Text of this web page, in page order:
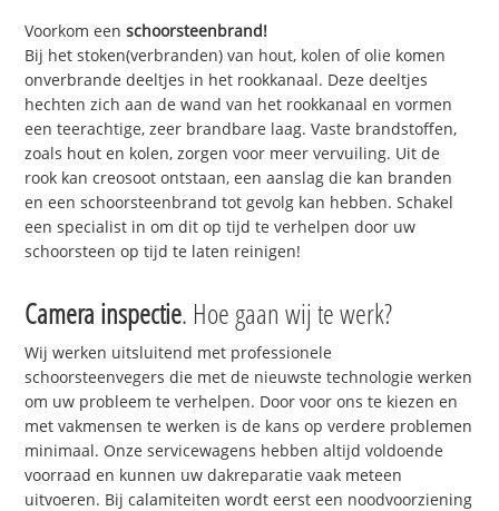
Voorkom eenschoorsteenbrand!
Bij het stoken(verbranden) van hout, kolen of olie komen
onverbrande deeltjes in het rookkanaal. Deze deeltjes
hechten zich aan de wand van het rookkanaal en vormen
een teerachtige, zeer brandbare laag. Vaste brandstoffen,
zoals hout en kolen, zorgen voor meer vervuiling. Uit de
rook kan creosoot ontstaan, een aanslag die kan branden
en een schoorsteenbrand tot gevolg kan hebben. Schakel
een specialist in om dit op tijd te verhelpen door uw
schoorsteen op tijd te laten reinigen!
Camera inspectie. Hoe gaan wij te werk?
Wij werken uitsluitend met professionele
schoorsteenvegers die met de nieuwste technologie werken
om uw probleem te verhelpen. Door voor ons te kiezen en
met vakmensen te werken is de kans op verdere problemen
minimaal. Onze servicewagens hebben altijd voldoende
voorraad en kunnen uw dakreparatie vaak meteen
uitvoeren. Bij calamiteiten wordt eerst een noodvoorziening